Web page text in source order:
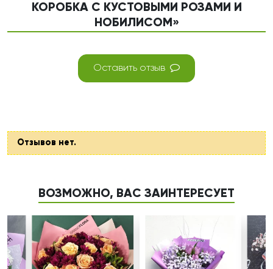
КОРОБКА С КУСТОВЫМИ РОЗАМИ И
НОБИЛИСОМ»
Оставить отзыв
Отзывов нет.
ВОЗМОЖНО, ВАС ЗАИНТЕРЕСУЕТ